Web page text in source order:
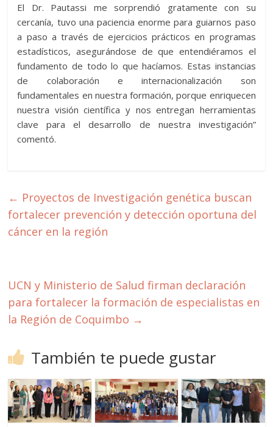
El Dr. Pautassi me sorprendió gratamente con su
cercanía, tuvo una paciencia enorme para guiarnos paso
a paso a través de ejercicios prácticos en programas
estadísticos, asegurándose de que entendiéramos el
fundamento de todo lo que hacíamos. Estas instancias
de colaboración e internacionalización son
fundamentales en nuestra formación, porque enriquecen
nuestra visión científica y nos entregan herramientas
clave para el desarrollo de nuestra investigación”
comentó.
← Proyectos de Investigación genética buscan
fortalecer prevención y detección oportuna del
cáncer en la región
UCN y Ministerio de Salud firman declaración
para fortalecer la formación de especialistas en
la Región de Coquimbo →
También te puede gustar